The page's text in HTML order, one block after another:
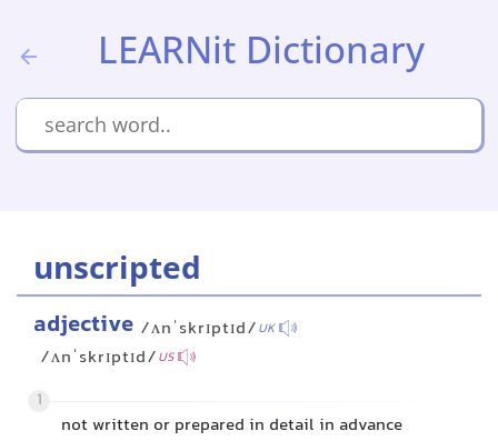
LEARNit Dictionary
unscripted
adjective /ʌnˈskrɪptɪd/UK
/ʌnˈskrɪptɪd/US
1
not written or prepared in detail in advance